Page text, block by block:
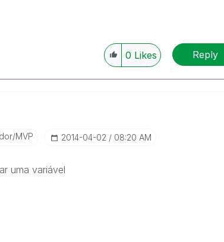
0 Likes Reply
MVP ‎2014-04-02 08:20 AM
uma variável